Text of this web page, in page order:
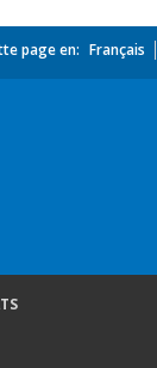
page en: Français